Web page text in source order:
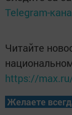
Telegram-
Читайте
https://
Желаете